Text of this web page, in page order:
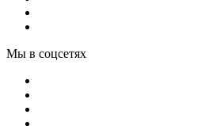
Мы в соцсетях